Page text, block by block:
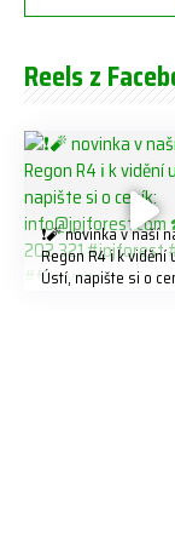
Reels z
❗️🧨 novinka v naší
Regon R4 ℹ️ k vidění
Ústí, napište si o